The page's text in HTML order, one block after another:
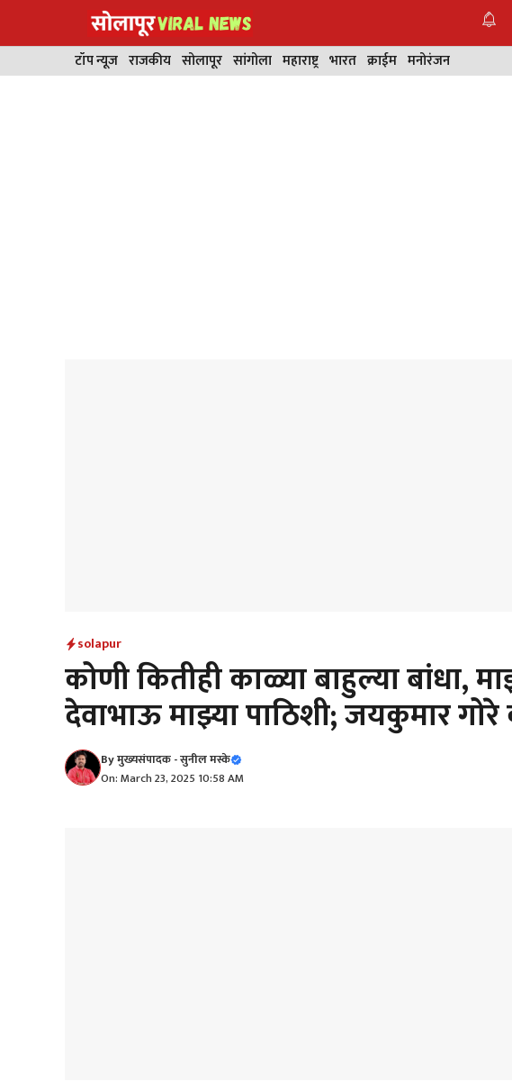
टॉप न्यूज राजकीय सोलापूर सांगोला महाराष्ट्र भारत क्राईम मनोरंजन
solapur
कोणी कितीही काळ्या बाहुल्या बांधा,
देवाभाऊ माझ्या पाठिशी; जयकुमार
Byमुख्यसंपादक - सुनील मस्के
On: March 23, 2025 10:58 AM